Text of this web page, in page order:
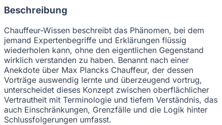
Beschreibung
Chauffeur-Wissen beschreibt das Phänomen, bei dem
jemand Expertenbegriffe und Erklärungen flüssig
wiederholen kann, ohne den eigentlichen Gegenstand
wirklich verstanden zu haben. Benannt nach einer
Anekdote über Max Plancks Chauffeur, der dessen
Vorträge auswendig lernte und überzeugend vortrug,
unterscheidet dieses Konzept zwischen oberflächlicher
Vertrautheit mit Terminologie und tiefem Verständnis, das
auch Einschränkungen, Grenzfälle und die Logik hinter
Schlussfolgerungen umfasst.